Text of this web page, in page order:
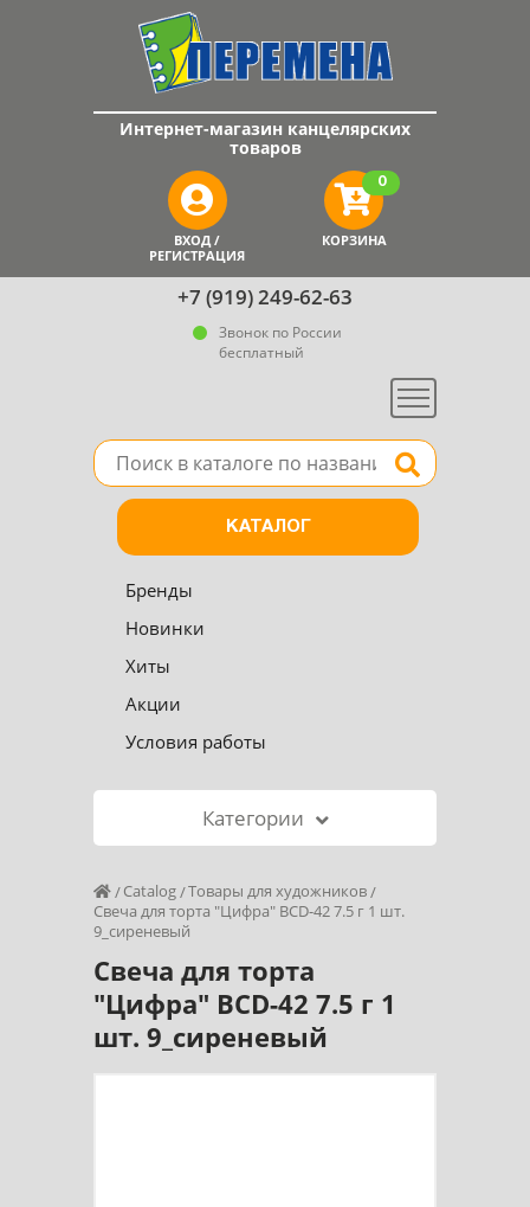
+7 (919) 249-62-63
Звонок по России
бесплатный
Меню
Интернет-магазин канцелярских
товаров
ВХОД /
РЕГИСТРАЦИЯ
КОРЗИНА
0
Поле для поиска товара в каталоге Найти
КАТАЛОГ
Бренды
Новинки
Хиты
Акции
Условия работы
Категории
Catalog Товары для художников
Свеча для торта "Цифра" BCD-42 7.5 г 1 шт.
9_сиреневый
Свеча для торта
"Цифра" BCD-42 7.5 г 1
шт. 9_сиреневый